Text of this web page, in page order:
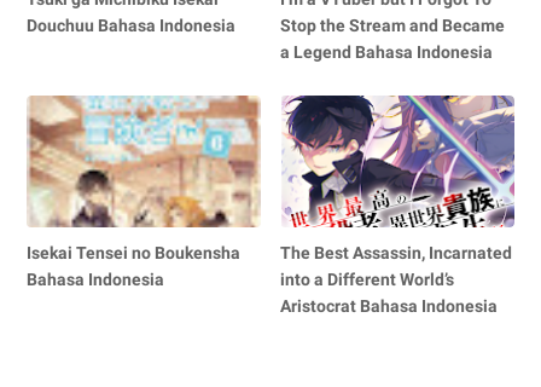
Douchuu Bahasa Indonesia
Stop the Stream and Became
a Legend Bahasa Indonesia
Isekai Tensei no Boukensha
Bahasa Indonesia
The Best Assassin, Incarnated
into a Different World’s
Aristocrat Bahasa Indonesia